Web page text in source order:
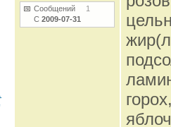
Сообщений 1
С 2009-07-31